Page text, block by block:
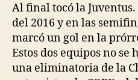
Al final tocó la
del 2016 y en las
marcó un gol en la
Estos dos equipos no
una eliminatoria de la